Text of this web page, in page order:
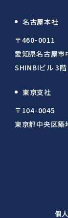
名古屋本社
〒460-0011
愛知県名古屋
SHINBIビル 3階
東京支社
〒104-0045
東京都中央区
個